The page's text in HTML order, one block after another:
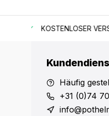
BESTELLUNG
Häufig
+31 (0)74